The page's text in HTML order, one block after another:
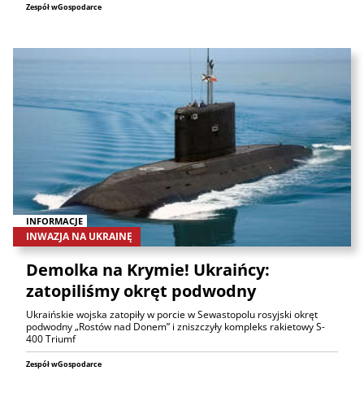
Zespół wGospodarce
INFORMACJE
INWAZJA NA UKRAINĘ
Demolka na Krymie! Ukraińcy:
zatopiliśmy okręt podwodny
Ukraińskie wojska zatopiły w porcie w Sewastopolu rosyjski okręt
podwodny „Rostów nad Donem” i zniszczyły kompleks rakietowy S-
400 Triumf
Zespół wGospodarce